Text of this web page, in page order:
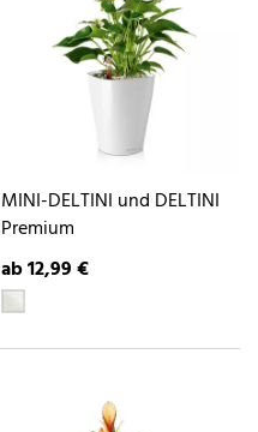
MINI-DELTINI und DELTINI
Premium
ab 12,99 €